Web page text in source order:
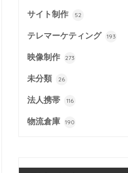
サイト制作 52
テレマーケティング 193
映像制作 273
未分類 26
法人携帯 116
物流倉庫 190